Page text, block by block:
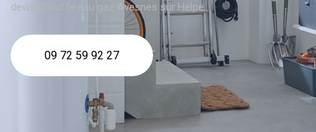
devis Chauffe eau gaz Avesnes sur Helpe
09 72 59 92 27